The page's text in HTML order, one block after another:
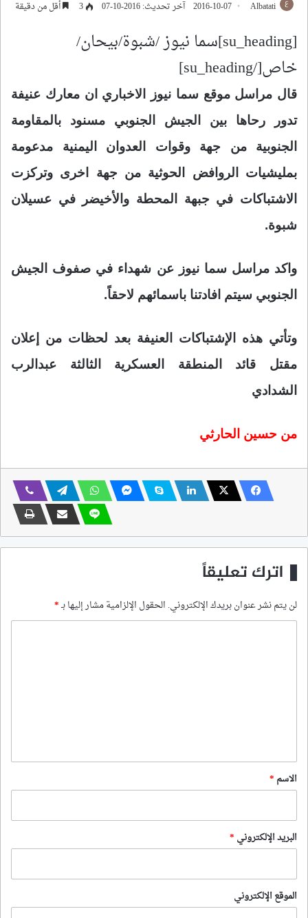
Albatati
2016-10-07 آخر تحديث: 2016-10-07 3 أقل من دقيقة
[su_heading]سما نيوز /شبوة/بيحان/
خاص[/su_heading]
قال مراسل موقع سما نيوز الاخباري ان معارك عنيفة
تدور رحاها بين الجيش الجنوبي مسنود بالمقاومة
الجنوبية من جهة وقوات العدوان اليمنية مدعومة
بمليشيات الروافض الحوثية من جهة اخرى وتركزت
الاشتباكات في جبهة المحطة والأخيضر في عسيلان
شبوة.
واكد مراسل سما نيوز عن شهداء في صفوف الجيش
الجنوبي سيتم افادتنا باسمائهم لاحقاً.
وتأتي هذه الإشتباكات العنيفة بعد لحظات من إعلان
مقتل قائد المنطقة العسكرية الثالثة عبدالرب
الشدادي
من حسين الحارثي
اترك تعليقاً
لن يتم نشر عنوان بريدك الإلكتروني. الحقول الإلزامية مشار إليها بـ*
*
الاسم *
البريد الإلكتروني *
الموقع الإلكتروني